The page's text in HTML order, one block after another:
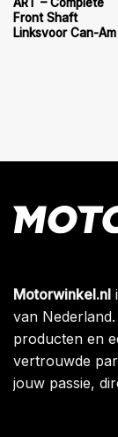
Front Shaft
Linksvoor Can-Am
Motorwinkel.nl
van
producten en
vertrouwde
jouw passie,